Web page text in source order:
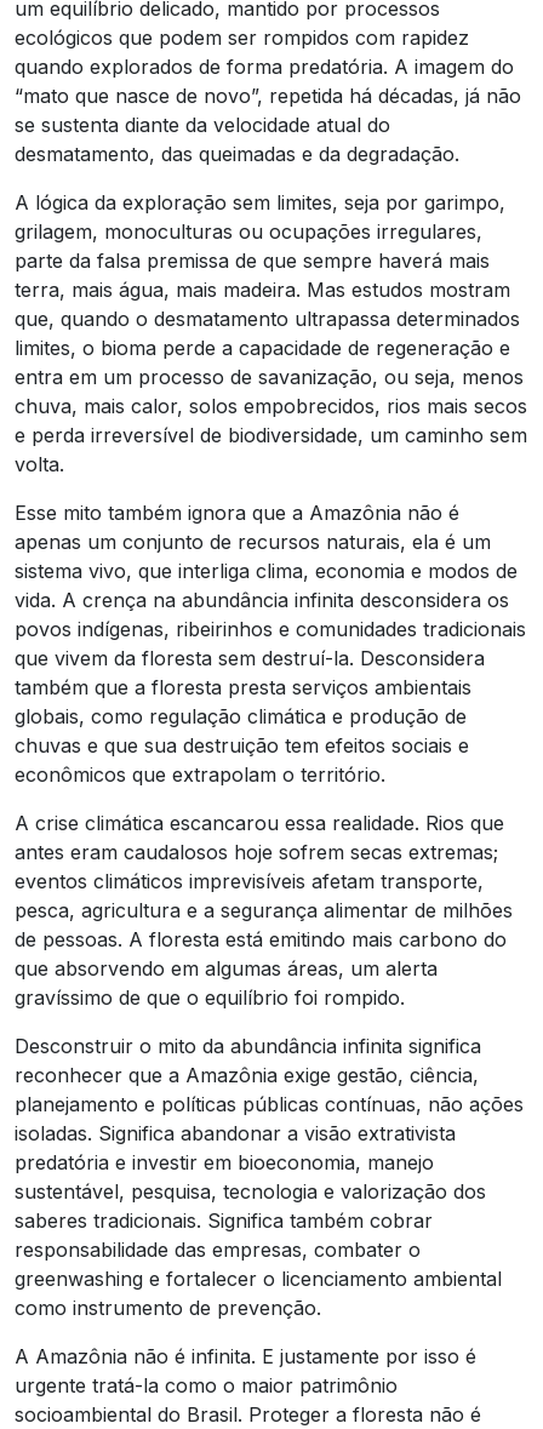
um equilíbrio delicado, mantido por processos
ecológicos que podem ser rompidos com rapidez
quando explorados de forma predatória. A imagem do
“mato que nasce de novo”, repetida há décadas, já não
se sustenta diante da velocidade atual do
desmatamento, das queimadas e da degradação.
A lógica da exploração sem limites, seja por garimpo,
grilagem, monoculturas ou ocupações irregulares,
parte da falsa premissa de que sempre haverá mais
terra, mais água, mais madeira. Mas estudos mostram
que, quando o desmatamento ultrapassa determinados
limites, o bioma perde a capacidade de regeneração e
entra em um processo de savanização, ou seja, menos
chuva, mais calor, solos empobrecidos, rios mais secos
e perda irreversível de biodiversidade, um caminho sem
volta.
Esse mito também ignora que a Amazônia não é
apenas um conjunto de recursos naturais, ela é um
sistema vivo, que interliga clima, economia e modos de
vida. A crença na abundância infinita desconsidera os
povos indígenas, ribeirinhos e comunidades tradicionais
que vivem da floresta sem destruí-la. Desconsidera
também que a floresta presta serviços ambientais
globais, como regulação climática e produção de
chuvas e que sua destruição tem efeitos sociais e
econômicos que extrapolam o território.
A crise climática escancarou essa realidade. Rios que
antes eram caudalosos hoje sofrem secas extremas;
eventos climáticos imprevisíveis afetam transporte,
pesca, agricultura e a segurança alimentar de milhões
de pessoas. A floresta está emitindo mais carbono do
que absorvendo em algumas áreas, um alerta
gravíssimo de que o equilíbrio foi rompido.
Desconstruir o mito da abundância infinita significa
reconhecer que a Amazônia exige gestão, ciência,
planejamento e políticas públicas contínuas, não ações
isoladas. Significa abandonar a visão extrativista
predatória e investir em bioeconomia, manejo
sustentável, pesquisa, tecnologia e valorização dos
saberes tradicionais. Significa também cobrar
responsabilidade das empresas, combater o
greenwashing e fortalecer o licenciamento ambiental
como instrumento de prevenção.
A Amazônia não é infinita. E justamente por isso é
urgente tratá-la como o maior patrimônio
socioambiental do Brasil. Proteger a floresta não é